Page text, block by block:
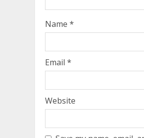
Name *
Email *
Website